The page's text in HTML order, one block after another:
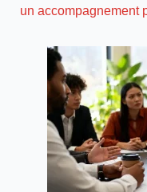
un accompagnement